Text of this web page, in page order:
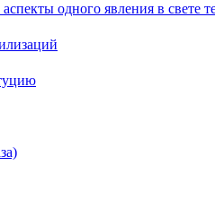
одного явления в свете